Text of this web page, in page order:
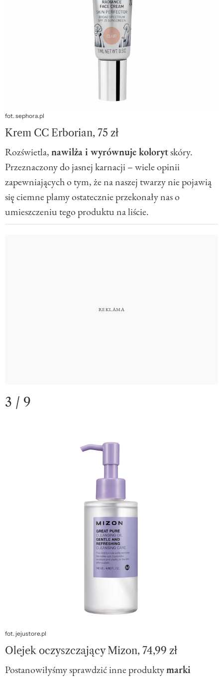
fot. sephora.pl
Krem CC Erborian, 75 zł
Rozświetla,nawilża i wyrównuje kolorytskóry.
Przeznaczony do jasnej karnacji – wiele opinii
zapewniających o tym, że na naszej twarzy nie pojawią
się ciemne plamy ostatecznie przekonały nas o
umieszczeniu tego produktu na liście.
3 / 9
fot. jejustore.pl
Olejek oczyszczający Mizon, 74,99 zł
Postanowiłyśmy sprawdzić inne produktymarki